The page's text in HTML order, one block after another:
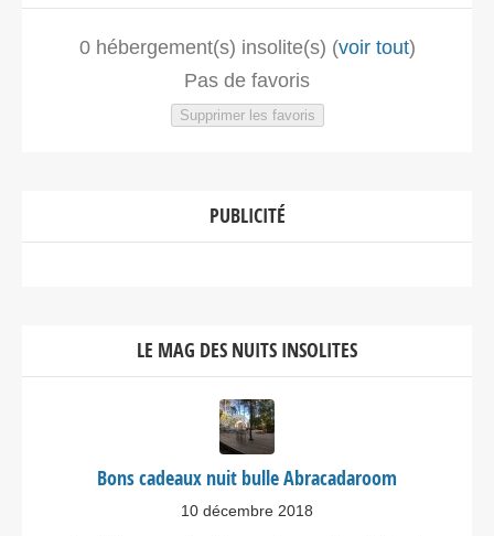
0hébergement(s) insolite(s) (voir tout)
Pas de favoris
Supprimer les favoris
PUBLICITÉ
LE MAG DES NUITS INSOLITES
Bons cadeaux nuit bulle Abracadaroom
10 décembre 2018